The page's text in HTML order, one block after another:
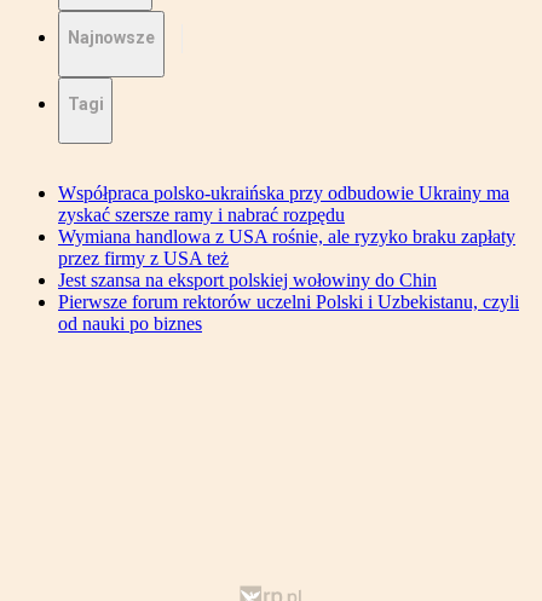
Najnowsze
Tagi
Współpraca polsko-ukraińska przy odbudowie Ukrainy ma
zyskać szersze ramy i nabrać rozpędu
Wymiana handlowa z USA rośnie, ale ryzyko braku zapłaty
przez firmy z USA też
Jest szansa na eksport polskiej wołowiny do Chin
Pierwsze forum rektorów uczelni Polski i Uzbekistanu, czyli
od nauki po biznes